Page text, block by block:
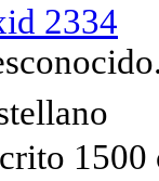
2334
1500